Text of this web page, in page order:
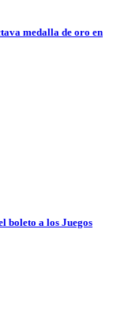
medalla de oro en
boleto a los Juegos